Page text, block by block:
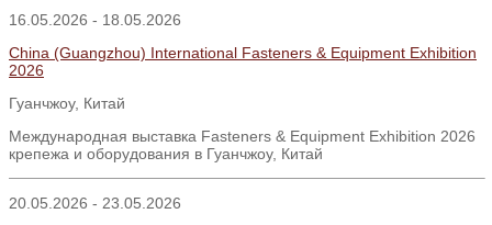
16.05.2026 - 18.05.2026
China (Guangzhou) International Fasteners & Equipment Exhibition
2026
Гуанчжоу, Китай
Международная выставка Fasteners & Equipment Exhibition 2026
крепежа и оборудования в Гуанчжоу, Китай
20.05.2026 - 23.05.2026